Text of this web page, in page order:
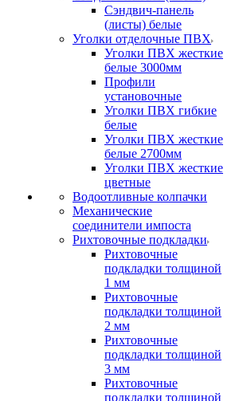
Сэндвич-панель
(листы) белые
Уголки отделочные ПВХ
Уголки ПВХ жесткие
белые 3000мм
Профили
установочные
Уголки ПВХ гибкие
белые
Уголки ПВХ жесткие
белые 2700мм
Уголки ПВХ жесткие
цветные
Водоотливные колпачки
Механические
соединители импоста
Рихтовочные подкладки
Рихтовочные
подкладки толщиной
1 мм
Рихтовочные
подкладки толщиной
2 мм
Рихтовочные
подкладки толщиной
3 мм
Рихтовочные
подкладки толщиной